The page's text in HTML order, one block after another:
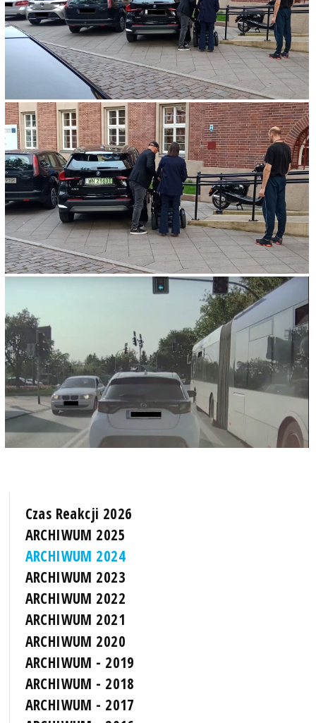
Czas Reakcji 2026
ARCHIWUM 2025
ARCHIWUM 2024
ARCHIWUM 2023
ARCHIWUM 2022
ARCHIWUM 2021
ARCHIWUM 2020
ARCHIWUM - 2019
ARCHIWUM - 2018
ARCHIWUM - 2017